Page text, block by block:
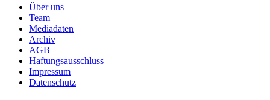
Über uns
Team
Mediadaten
Archiv
AGB
Haftungsausschluss
Impressum
Datenschutz